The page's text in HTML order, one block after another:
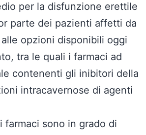
per la disfunzione erettile
parte dei pazienti affetti da
opzioni disponibili oggi
tra le quali i farmaci ad
contenenti gli inibitori della
intracavernose di agenti
farmaci sono in grado di